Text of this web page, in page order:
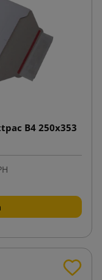
B4 250x353